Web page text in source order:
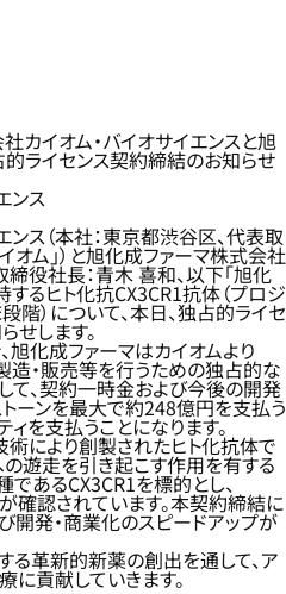
カイオム・バイオサイエンスと旭
ライセンス契約締結のお知らせ
ンス
ス（本社：東京都渋谷区、代表取
オム」）と旭化成ファーマ株式会社
締役社長：青木 喜和、以下「旭化
するヒト化抗CX3CR1抗体（プロジ
段階）について、本日、独占的ライセ
せします。
旭化成ファーマはカイオムより
造・販売等を行うための独占的な
て、契約一時金および今後の開発
ーンを最大で約248億円を支払う
を支払うことになります。
術により創製されたヒト化抗体で
遊走を引き起こす作用を有する
あるCX3CR1を標的とし、
確認されています。本契約締結に
開発・商業化のスピードアップが
革新的新薬の創出を通して、ア
に貢献していきます。